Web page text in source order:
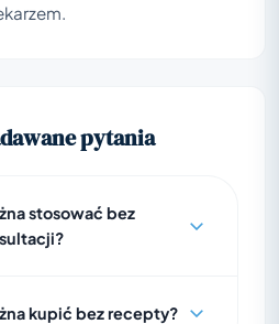
pytania
stosować bez
kupić bez recepty?